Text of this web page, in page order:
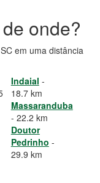
onde?
em uma distância
Indaial -
18.7 km
Massaranduba
- 22.2 km
Doutor
Pedrinho -
29.9 km